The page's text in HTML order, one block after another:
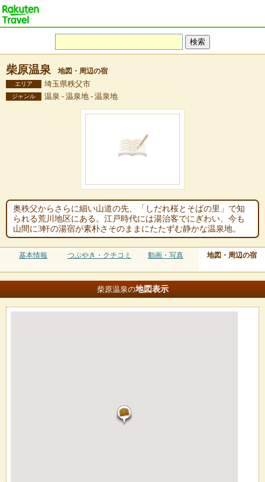
柴原温泉 地図・周辺の宿
エリア 埼玉県秩父市
ジャンル 温泉 - 温泉地 - 温泉地
奥秩父からさらに細い山道の先、「しだれ桜とそばの里」で知
られる荒川地区にある。江戸時代には湯治客でにぎわい、今も
山間に3軒の湯宿が素朴さそのままにたたずむ静かな温泉地。
基本情報 つぶやき・クチコミ 動画・写真 地図・周辺の宿
柴原温泉の地図表示